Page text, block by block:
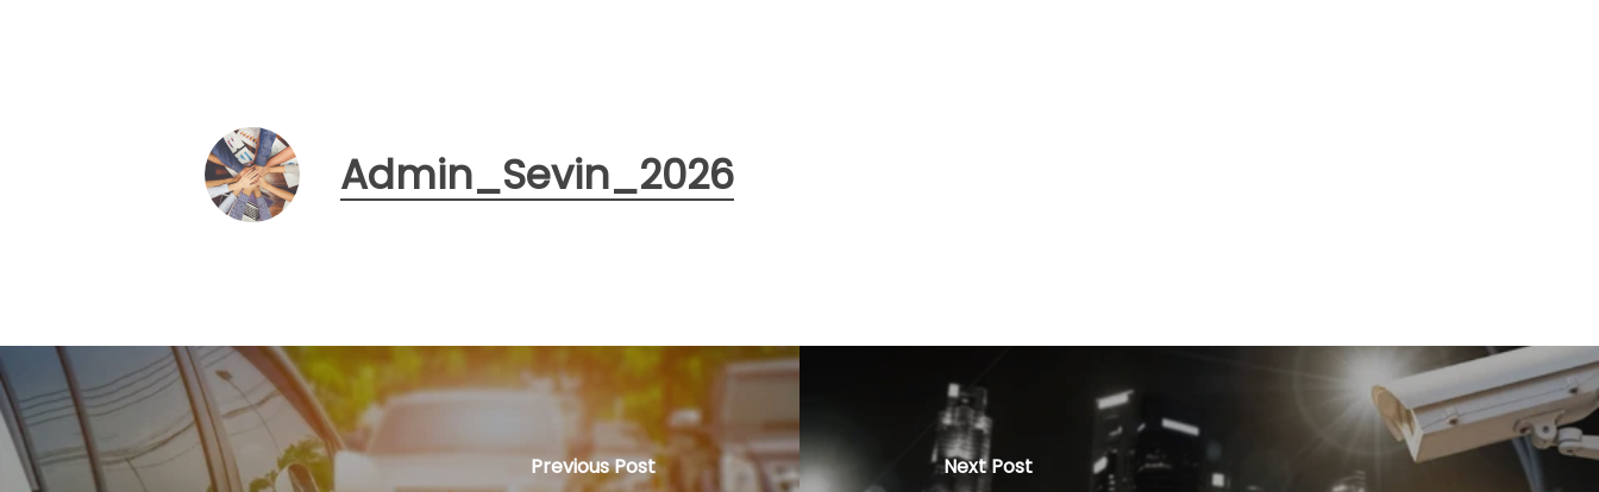
Admin_Sevin_2026
Previous Post Next Post